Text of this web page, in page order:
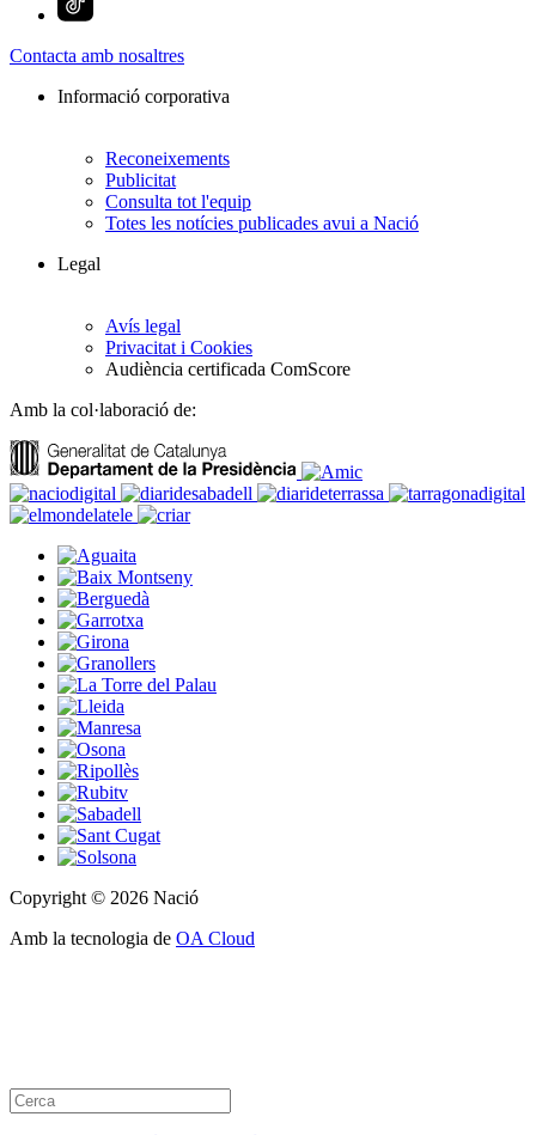
Contacta amb nosaltres
Informació corporativa
Reconeixements
Publicitat
Consulta tot l'equip
Totes les notícies publicades avui a Nació
Legal
Avís legal
Privacitat i Cookies
Audiència certificada ComScore
Amb la col·laboració de:
Copyright © 2026 Nació
Amb la tecnologia de OA Cloud